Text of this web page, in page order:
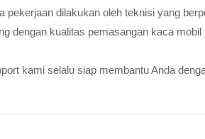
pekerjaan dilakukan oleh teknisi yang
dengan kualitas pemasangan kaca
kami selalu siap membantu Anda